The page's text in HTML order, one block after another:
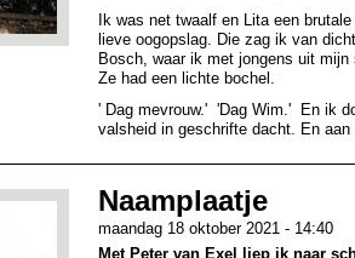
Ik was net twaalf en Lita een
lieve oogopslag. Die zag ik van
Bosch, waar ik met jongens uit
Ze had een lichte bochel.
' Dag mevrouw.' 'Dag Wim.' En ik
valsheid in geschrifte dacht. En aan
Naamplaatje
maandag 18 oktober 2021 - 14:40
Met Peter van Exel liep ik naar